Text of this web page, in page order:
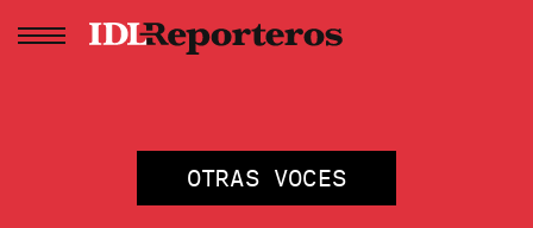
OTRAS VOCES